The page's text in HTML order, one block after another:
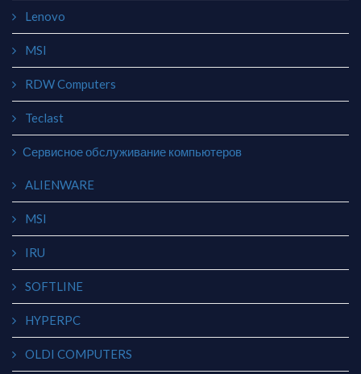
Lenovo
MSI
RDW Computers
Teclast
Сервисное обслуживание компьютеров
ALIENWARE
MSI
IRU
SOFTLINE
HYPERPC
OLDI COMPUTERS